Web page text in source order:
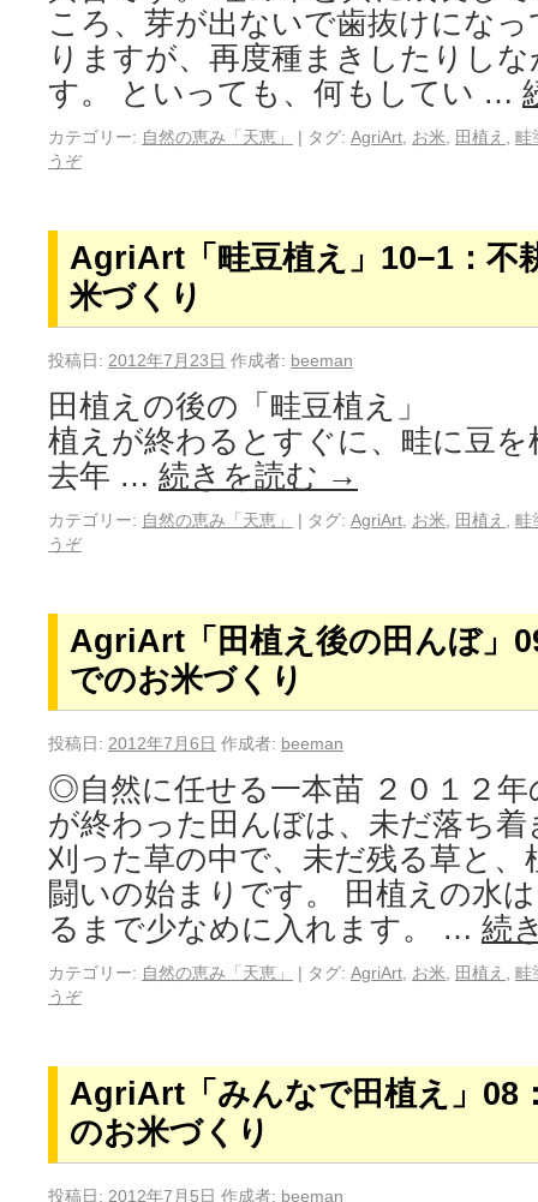
ころ、芽が出ないで歯抜けにな
りますが、再度種まきしたりし
す。 といっても、何もしてい …
カテゴリー: 自然の恵み「天恵」 | タグ: AgriArt お米 田植え
畦
うぞ
AgriArt「畦豆植え」10−1：不
米づくり
投稿日: 2012年7月23日 作成者: beeman
田植えの後の「畦豆植え」
植えが終わるとすぐに、畦に豆
去年 … 続きを読む →
カテゴリー: 自然の恵み「天恵」 | タグ: AgriArt お米 田植え
畦
うぞ
AgriArt「田植え後の田んぼ」
でのお米づくり
投稿日: 2012年7月6日 作成者: beeman
◎自然に任せる一本苗 ２０１２年
が終わった田んぼは、未だ落ち
刈った草の中で、未だ残る草と
闘いの始まりです。 田植えの水
るまで少なめに入れます。 … 続
カテゴリー: 自然の恵み「天恵」 | タグ: AgriArt お米 田植え
畦
うぞ
AgriArt「みんなで田植え」08
のお米づくり
投稿日: 2012年7月5日 作成者: beeman